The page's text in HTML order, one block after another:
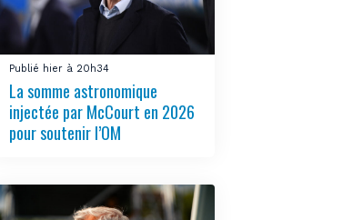
Publié hier à 20h34
La somme astronomique
injectée par McCourt en 2026
pour soutenir l’OM